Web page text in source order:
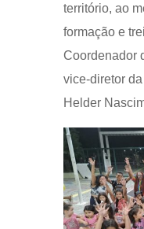
território, ao
formação e
Coordenador
vice-diretor
Helder